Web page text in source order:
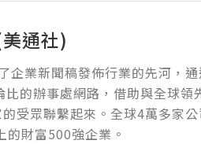
通社)
企業新聞稿發佈行業的先河，
比的辦事處網路，借助與全球
受眾聯繫起來。全球4萬多家
財富500強企業。